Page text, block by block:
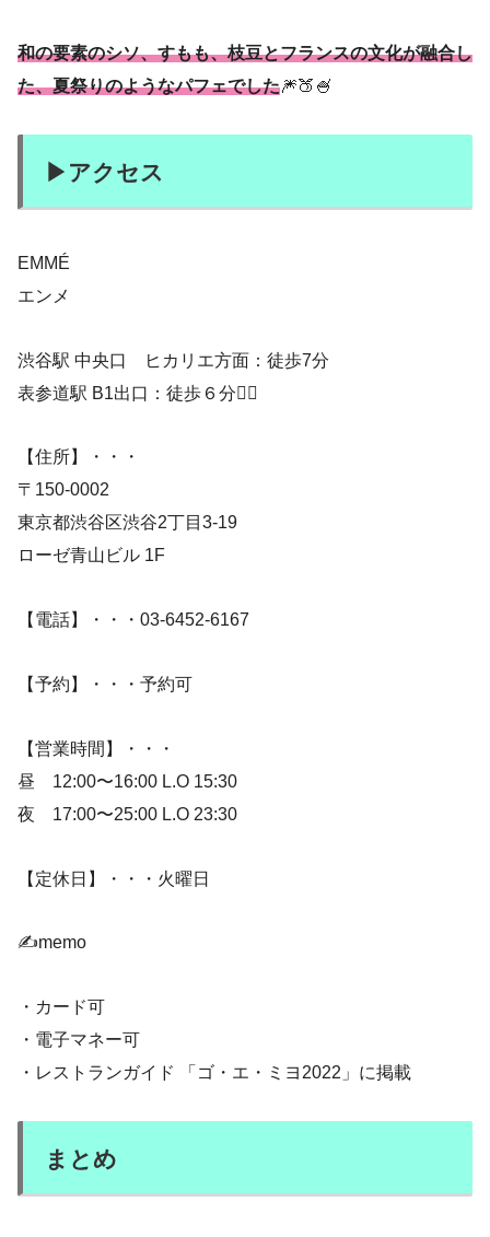
和の要素のシソ、すもも、枝豆とフランスの文化が融合し
た、夏祭りのようなパフェでした🎆🍑🍧
▶︎アクセス
EMMÉ
エンメ
渋谷駅 中央口 ヒカリエ方面：徒歩7分
表参道駅 B1出口：徒歩６分🚶‍♀️
【住所】・・・
〒150-0002
東京都渋谷区渋谷2丁目3-19
ローゼ青山ビル 1F
【電話】・・・03-6452-6167
【予約】・・・予約可
【営業時間】・・・
昼 12:00〜16:00 L.O 15:30
夜 17:00〜25:00 L.O 23:30
【定休日】・・・火曜日
✍️memo
・カード可
・電子マネー可
・レストランガイド 「ゴ・エ・ミヨ2022」に掲載
まとめ